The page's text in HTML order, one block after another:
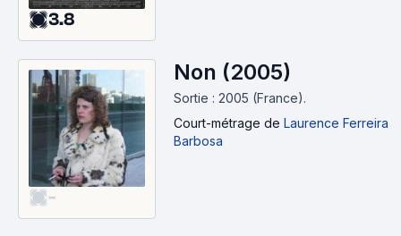
3.8
-
Non (2005)
Sortie : 2005 (France).
Court-métrage de Laurence Ferreira
Barbosa